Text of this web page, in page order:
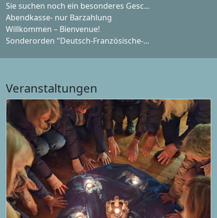
Sie suchen noch ein besonderes Gesc...
Abendkasse- nur Barzahlung
Willkommen – Bienvenue!
Sonderorden "Deutsch-Französische-...
Veranstaltungen